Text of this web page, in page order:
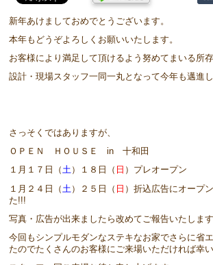
新年あけましておめでとうございます。
本年もどうぞよろしくお願いいたします。
お客様により満足して頂けるよう努めてまいる所存
設計・現場スタッフ一同一丸となって今年も邁進
さっそくではありますが、
ＯＰＥＮ ＨＯＵＳＥ in 十和田
１月１７日（土）１８日（ 日 ）プレオープン
１月２４日（ 土 ）２５日（ 日 ）折込広告にオープ
た!!!
写真・広告が出来ましたら改めてご報告いたしま
今回もシンプルモダンなステキなお家でさらに省
たのでたくさんのお客様にご来場いただければ幸い